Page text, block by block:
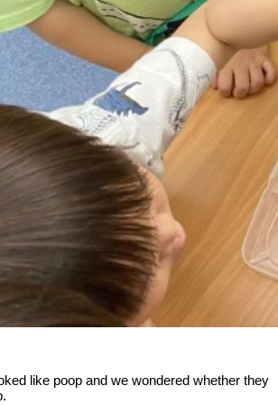
like poop and we wondered whether they